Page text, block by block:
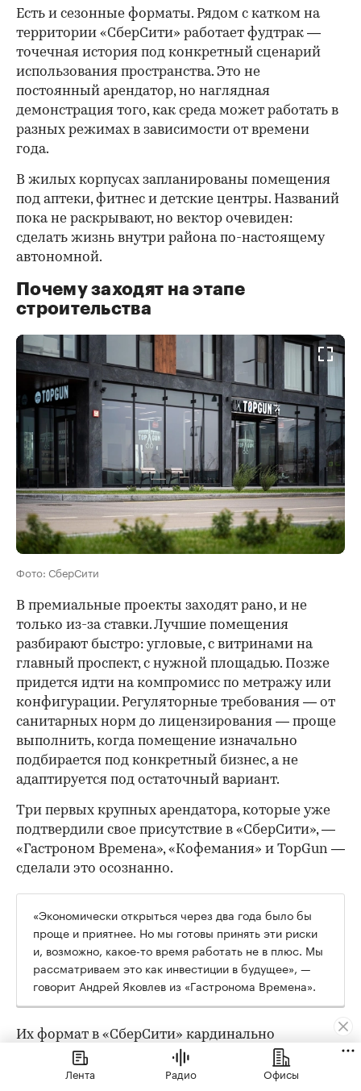
Есть и сезонные форматы. Рядом с катком на
территории «СберСити» работает фудтрак —
точечная история под конкретный сценарий
использования пространства. Это не
постоянный арендатор, но наглядная
демонстрация того, как среда может работать в
разных режимах в зависимости от времени
года.
В жилых корпусах запланированы помещения
под аптеки, фитнес и детские центры. Названий
пока не раскрывают, но вектор очевиден:
сделать жизнь внутри района по-настоящему
автономной.
Почему заходят на этапе
строительства
Фото: СберСити
В премиальные проекты заходят рано, и не
только из-за ставки. Лучшие помещения
разбирают быстро: угловые, с витринами на
главный проспект, с нужной площадью. Позже
придется идти на компромисс по метражу или
конфигурации. Регуляторные требования — от
санитарных норм до лицензирования — проще
выполнить, когда помещение изначально
подбирается под конкретный бизнес, а не
адаптируется под остаточный вариант.
Три первых крупных арендатора, которые уже
подтвердили свое присутствие в «СберСити», —
«Гастроном Времена», «Кофемания» и TopGun —
сделали это осознанно.
«Экономически открыться через два года было бы
проще и приятнее. Но мы готовы принять эти риски
и, возможно, какое-то время работать не в плюс. Мы
рассматриваем это как инвестиции в будущее», —
говорит Андрей Яковлев из «Гастронома Времена».
Их формат в «СберСити» кардинально
отличается от флагманского: там 2000 кв. м и
трафик с проездной трассы, здесь — 170 кв. м и
Лента Радио Офисы